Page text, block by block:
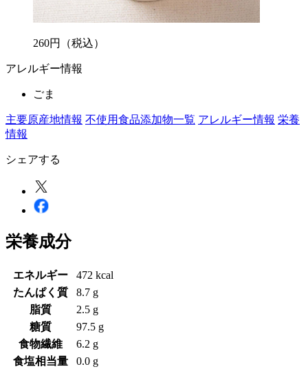
260円 （税込）
アレルギー情報
ごま
主要原産地情報 不使用食品添加物一覧 アレルギー情報 栄養
情報
シェアする
栄養成分
エネルギー
472 kcal
たんぱく質
8.7 g
脂質
2.5 g
糖質
97.5 g
食物繊維
6.2 g
食塩相当量
0.0 g